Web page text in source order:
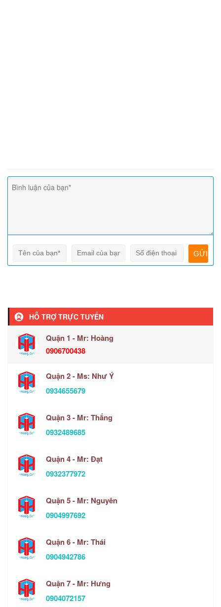
HỖ TRỢ TRỰC TUYẾN
Quận 1 - Mr: Hoàng
0906700438
Quận 2 - Ms: Như Ý
0934655679
Quận 3 - Mr: Thắng
0932489685
Quận 4 - Mr: Đạt
0932377972
Quận 5 - Mr: Nguyên
0904997692
Quận 6 - Mr: Thái
0904942786
Quận 7 - Mr: Hưng
0904072157